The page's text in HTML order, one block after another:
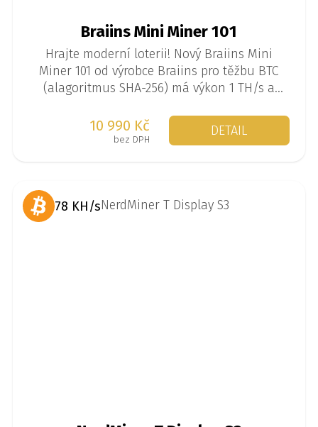
Braiins Mini Miner 101
Hrajte moderní loterii! Nový Braiins Mini
Miner 101 od výrobce Braiins pro těžbu BTC
(alagoritmus SHA-256) má výkon 1 TH/s a
se miner těží sám a je malá šance, že
najednou vytěží 3,125 BTC.
10 990 Kč
bez DPH
DETAIL
78 KH/s